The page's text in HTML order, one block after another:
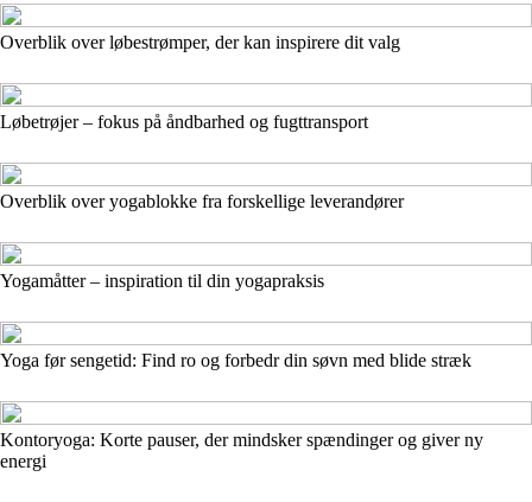
Overblik over løbestrømper, der kan inspirere dit valg
Løbetrøjer – fokus på åndbarhed og fugttransport
Overblik over yogablokke fra forskellige leverandører
Yogamåtter – inspiration til din yogapraksis
Yoga før sengetid: Find ro og forbedr din søvn med blide stræk
Kontoryoga: Korte pauser, der mindsker spændinger og giver ny
energi